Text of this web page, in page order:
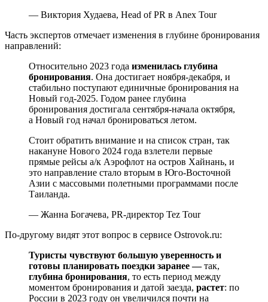
— Виктория Худаева, Head of PR в Anex Tour
Часть экспертов отмечает изменения в глубине бронирования
направлений:
Относительно 2023 года изменилась глубина
бронирования. Она достигает ноября-декабря, и
стабильно поступают единичные бронирования на
Новый год-2025. Годом ранее глубина
бронирования достигала сентября-начала октября,
а Новый год начал бронироваться летом.
Стоит обратить внимание и на список стран, так
накануне Нового 2024 года взлетели первые
прямые рейсы а/к Аэрофлот на остров Хайнань, и
это направление стало вторым в Юго-Восточной
Азии с массовыми полетными программами после
Таиланда.
— Жанна Богачева, PR-директор Tez Tour
По-другому видят этот вопрос в сервисе Ostrovok.ru:
Туристы чувствуют большую уверенность и
готовы планировать поездки заранее —так,
глубина бронирования, то есть период между
моментом бронирования и датой заезда, растет: по
России в 2023 году он увеличился почти на